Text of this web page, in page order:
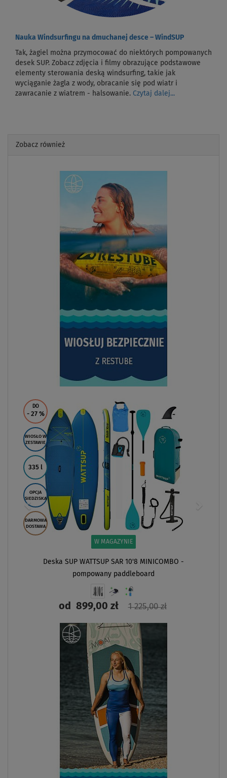
Nauka Windsurfingu na dmuchanej desce – WindSUP
Tak, żagiel można przymocować do niektórych pompowanych
desek SUP. Zobacz zdjęcia i filmy obrazujące podstawowe
elementy sterowania deską windsurfing, takie jak
wyciąganie żagla z wody, obracanie się pod wiatr i
zawracanie z wiatrem - halsowanie. Czytaj dalej...
Zobacz również
DO
- 27 %
WIOSŁO W
ZESTAWIE
335 l
OPCJA
SIEDZISKA
DARMOWA
DOSTAWA
W MAGAZYNIE
Deska SUP WATTSUP SAR 10'8 MINICOMBO -
pompowany paddleboard
od899,00 zł 1 225,00 zł
ZOBACZ
Previous